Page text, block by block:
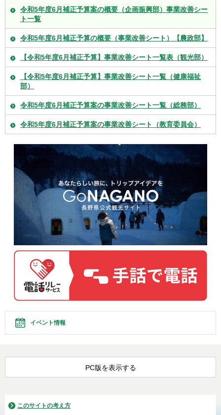
令和5年度6月補正予算案の概要（企画振興部）事業改善シー
ト一覧
令和5年度6月補正予算の概要（事業改善シート）【農政部】
【令和5年度6月補正予算】事業改善シート一覧表（観光部）
【令和5年度6月補正予算】事業改善シート一覧（健康福祉
部）
令和5年度6月補正予算案の事業改善シート一覧（総務部）
令和5年度6月補正予算案の事業改善シート（教育委員会）
イベント情報
PC版を表示する
このサイトの考え方